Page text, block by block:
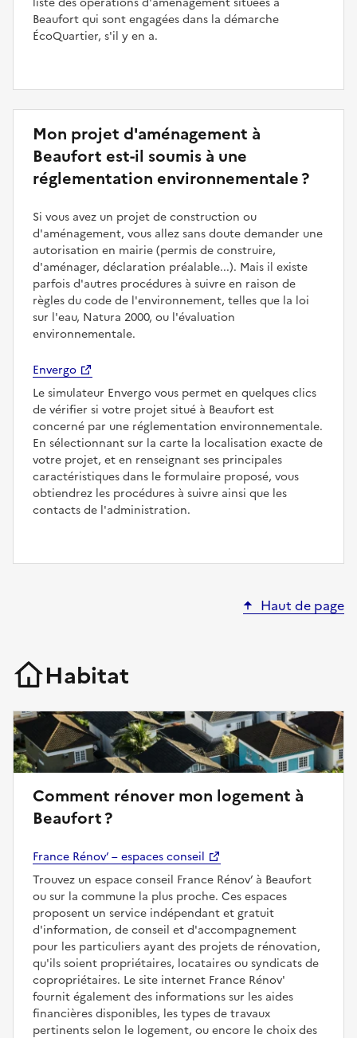
Beaufort qui sont engagées dans la démarche
ÉcoQuartier, s'il y en a.
Mon projet d'aménagement à
Beaufort est-il soumis à une
réglementation environnementale ?
Si vous avez un projet de construction ou
d'aménagement, vous allez sans doute demander une
autorisation en mairie (permis de construire,
d'aménager, déclaration préalable...). Mais il existe
parfois d'autres procédures à suivre en raison de
règles du code de l'environnement, telles que la loi
sur l'eau, Natura 2000, ou l'évaluation
environnementale.
Envergo
Le simulateur Envergo vous permet en quelques clics
de vérifier si votre projet situé à Beaufort est
concerné par une réglementation environnementale.
En sélectionnant sur la carte la localisation exacte de
votre projet, et en renseignant ses principales
caractéristiques dans le formulaire proposé, vous
obtiendrez les procédures à suivre ainsi que les
contacts de l'administration.
Haut de page
Habitat
Comment rénover mon logement à
Beaufort ?
France Rénov’ – espaces conseil
Trouvez un espace conseil France Rénov’ à Beaufort
ou sur la commune la plus proche. Ces espaces
proposent un service indépendant et gratuit
d'information, de conseil et d'accompagnement
pour les particuliers ayant des projets de rénovation,
qu'ils soient propriétaires, locataires ou syndicats de
copropriétaires. Le site internet France Rénov'
fournit également des informations sur les aides
financières disponibles, les types de travaux
pertinents selon le logement, ou encore le choix des